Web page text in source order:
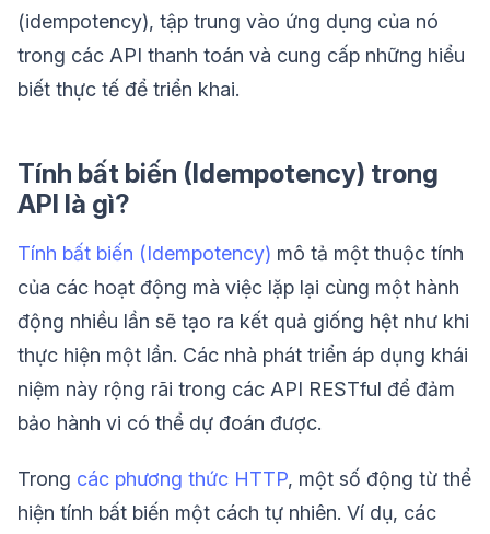
(idempotency), tập trung vào ứng dụng của nó
trong các API thanh toán và cung cấp những hiểu
biết thực tế để triển khai.
Tính bất biến (Idempotency) trong
API là gì?
Tính bất biến (Idempotency) mô tả một thuộc tính
của các hoạt động mà việc lặp lại cùng một hành
động nhiều lần sẽ tạo ra kết quả giống hệt như khi
thực hiện một lần. Các nhà phát triển áp dụng khái
niệm này rộng rãi trong các API RESTful để đảm
bảo hành vi có thể dự đoán được.
Trong các phương thức HTTP, một số động từ thể
hiện tính bất biến một cách tự nhiên. Ví dụ, các